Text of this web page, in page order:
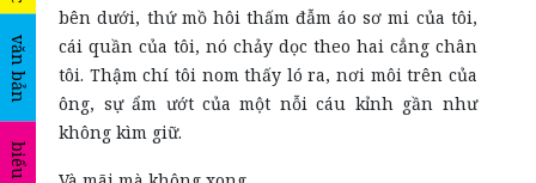
văn bản
bên dưới, thứ mồ hôi thấm đẫm áo sơ mi của tôi,
cái quần của tôi, nó chảy dọc theo hai cẳng chân
tôi. Thậm chí tôi nom thấy ló ra, nơi môi trên của
ông, sự ẩm ướt của một nỗi cáu kỉnh gần như
không kìm giữ.